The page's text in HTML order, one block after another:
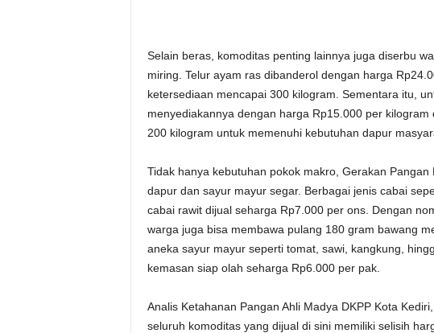
Selain beras, komoditas penting lainnya juga diserbu
miring. Telur ayam ras dibanderol dengan harga
ketersediaan mencapai 300 kilogram. Sementara itu,
menyediakannya dengan harga Rp15.000 per
200 kilogram untuk memenuhi kebutuhan dapur
Tidak hanya kebutuhan pokok makro, Gerakan
dapur dan sayur mayur segar. Berbagai jenis cabai
cabai rawit dijual seharga Rp7.000 per ons. Dengan
warga juga bisa membawa pulang 180 gram bawang
aneka sayur mayur seperti tomat, sawi, kangkung,
kemasan siap olah seharga Rp6.000 per pak.
Analis Ketahanan Pangan Ahli Madya DKPP Kota
seluruh komoditas yang dijual di sini memiliki selisih